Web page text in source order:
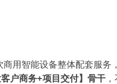
用智能设备整体配套服
客户商务+项目交付】骨干